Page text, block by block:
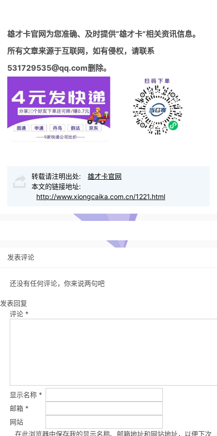
雄才卡官网为您准确、及时提供“雄才卡”相关资讯信息。
所有文章来源于互联网，如有侵权，请联系
531729535@qq.com删除。
转载请注明出处:
雄才卡官网
本文的链接地址:
http://www.xiongcaika.com.cn/1221.html
发表评论
还没有任何评论，你来说两句吧
发表回复
评论 *
显示名称 *
邮箱 *
网站
在此浏览器中保存我的显示名称、邮箱地址和网站地址，以便下次